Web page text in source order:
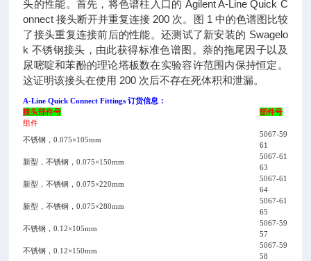
头的性能。首先，将色谱柱入口的 Agilent A-Line Quick C
onnect 接头断开并重复连接 200 次。图 1 中的色谱图比较
了接头重复连接前后的性能。还测试了新安装的 Swagelo
k 不锈钢接头，由此获得标准色谱图。萘的拖尾因子以及
尿嘧啶和苯酚的理论塔板数在实验容许范围内保持恒定。
这证明该接头在使用 200 次后不存在死体积和泄漏。
A-Line Quick Connect Fittings 订货信息：
接头部件号
部件号
组件
不锈钢，0.075×105mm
5067-59
61
新型，不锈钢，0.075×150mm
5067-61
63
新型，不锈钢，0.075×220mm
5067-61
64
新型，不锈钢，0.075×280mm
5067-61
65
不锈钢，0.12×105mm
5067-59
57
不锈钢，0.12×150mm
5067-59
58